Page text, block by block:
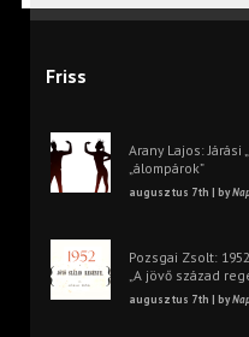
Friss
Arany Lajos: Járási
„álompárok”
augusztus 7th | by
Pozsgai Zsolt:
„A jövő század
augusztus 7th | by